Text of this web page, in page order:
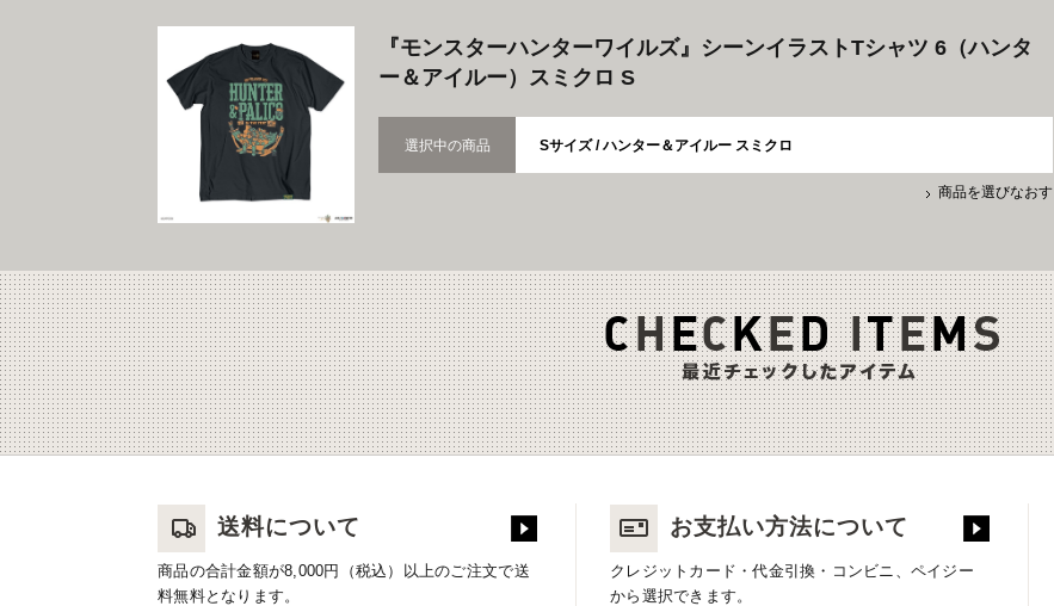
『モンスターハンターワイルズ』シーンイラストTシャツ 6（ハンタ
ー＆アイルー）スミクロ S
選択中の商品 Sサイズ / ハンター＆アイルー スミクロ
商品を選びなおす
送料について
商品の合計金額が8,000円（税込）以上のご注文で送
料無料となります。
お支払い方法について
クレジットカード・代金引換・コンビニ、ペイジー
から選択できます。